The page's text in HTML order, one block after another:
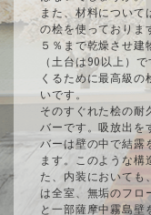
また、材料について
の桧を使っておりま
５％まで乾燥させ
（土台は90以上）
くるために最高級
いです。
そのすぐれた桧の耐
バーです。吸放出を
バーは壁の中で結露
ます。このような構
た、内装においても
は全室、無垢のフロ
と一部薩摩中霧島壁